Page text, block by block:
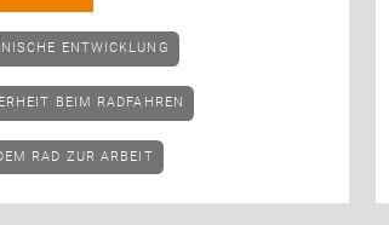
ENTWICKLUNG
BEIM RADFAHREN
DEM RAD ZUR ARBEIT